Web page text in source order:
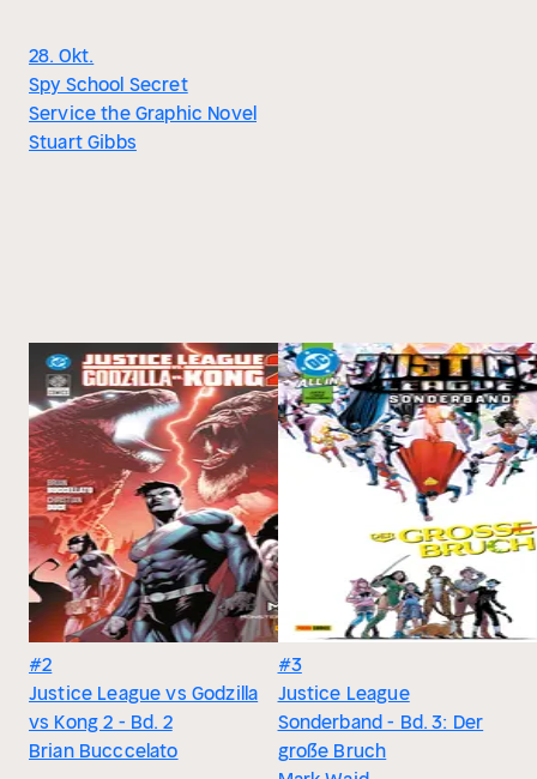
28. Okt.
Spy School Secret
Service the Graphic Novel
Stuart Gibbs
#2
Justice League vs Godzilla
vs Kong 2 - Bd. 2
Brian Bucccelato
#3
Justice League
Sonderband - Bd. 3: Der
große Bruch